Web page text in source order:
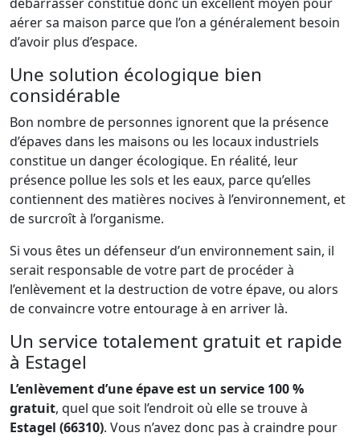
aérer sa maison parce que l’on a généralement besoin
d’avoir plus d’espace.
Une solution écologique bien
considérable
Bon nombre de personnes ignorent que la présence
d’épaves dans les maisons ou les locaux industriels
constitue un danger écologique. En réalité, leur
présence pollue les sols et les eaux, parce qu’elles
contiennent des matières nocives à l’environnement, et
de surcroît à l’organisme.
Si vous êtes un défenseur d’un environnement sain, il
serait responsable de votre part de procéder à
l’enlèvement et la destruction de votre épave, ou alors
de convaincre votre entourage à en arriver là.
Un service totalement gratuit et rapide
à Estagel
L’enlèvement d’une épave est un service 100 %
gratuit, quel que soit l’endroit où elle se trouve à
Estagel (66310). Vous n’avez donc pas à craindre pour